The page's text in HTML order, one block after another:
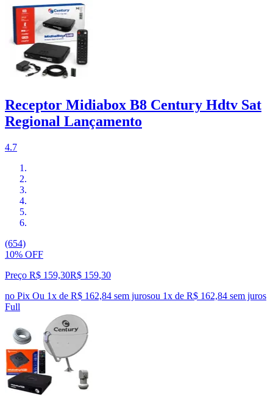
Receptor Midiabox B8 Century Hdtv Sat
Regional Lançamento
4.7
(654)
10% OFF
Preço R$ 159,30R$ 159,30
no Pix Ou 1x de R$ 162,84 sem jurosou 1x de R$ 162,84 sem juros
Full